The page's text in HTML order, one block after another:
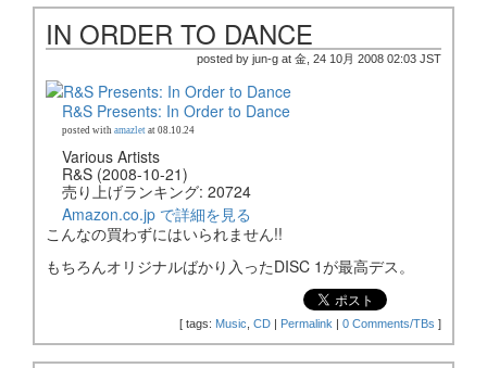
IN ORDER TO DANCE
posted by jun-g at 金, 24 10月 2008 02:03 JST
R&S Presents: In Order to Dance
posted with amazlet at 08.10.24
Various Artists
R&S (2008-10-21)
売り上げランキング: 20724
Amazon.co.jp で詳細を見る
こんなの買わずにはいられません!!
もちろんオリジナルばかり入ったDISC 1が最高デス。
[ tags: Music CD | Permalink | 0 Comments/TBs ]